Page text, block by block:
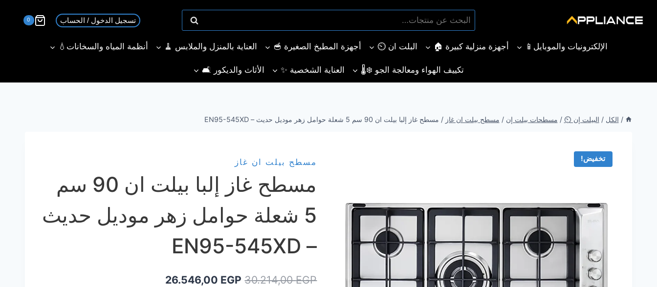
البحث
عن:
بحث تسجيل الدخول / الحساب 0
الإلكترونيات والموبايل📱 أجهزة منزلية كبيرة 🏠 البلت ان ⏲️ أجهزة المطبخ الصغيرة 🥣 العناية بالمنزل والملابس 🧹 أنظمة المياه والسخانات💧
تكييف الهواء ومعالجة الجو ❄️🌡️ العناية الشخصية ✨ الأثاث والديكور 🛋️
/ الكل / البيلت إن ⏲️ / مسطحات بيلت إن / مسطح بيلت ان غاز / مسطح غاز إلبا بيلت ان 90 سم 5 شعلة حوامل زهر موديل حديث – EN95-545XD
تخفيض! مسطح بيلت ان غاز
مسطح غاز إلبا بيلت ان 90 سم
5 شعلة حوامل زهر موديل حديث
– EN95-545XD
30.214,00EGP
السعر26.546,00 EGP
السعر
30.214,00 EGP.
26.546,00 EGP.
ان
EN95-
545XD